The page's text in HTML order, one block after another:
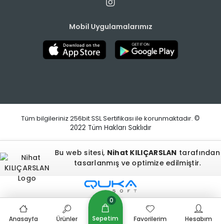
Mobil Uygulamalarımız
Tüm bilgileriniz 256bit SSL Sertifikası ile korunmaktadır. ©
2022 Tüm Hakları Saklıdır
Bu web sitesi, Nihat KILIÇARSLAN tarafından
tasarlanmış ve optimize edilmiştir.
Anasayfa Ürünler Sepetim
0
Favorilerim Hesabım